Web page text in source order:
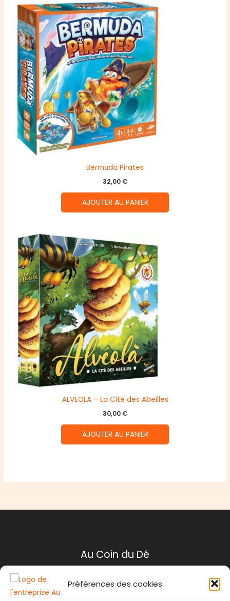
Préférences des cookies
Bermuda Pirates
32,00 €
AJOUTER AU PANIER
ALVEOLA – La Cité des Abeilles
30,00 €
AJOUTER AU PANIER
Au Coin du Dé
Mentions légales